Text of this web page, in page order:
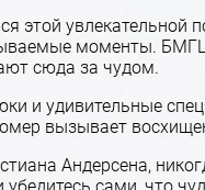
этой
моменты.
сюда за чудом.
и удивительные
вызывает
Андерсена,